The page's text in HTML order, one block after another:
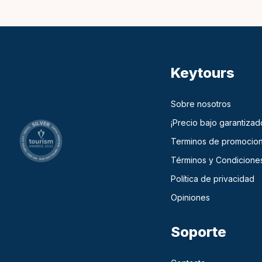
Keytours
Sobre nosotros
¡Precio bajo
Terminos de
Términos y
Política de privacidad
Opiniones
Soporte